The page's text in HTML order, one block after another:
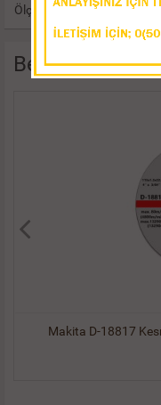
Ölçü: 115x1.2 mm
Benzer Ürünler
Makita D-18817